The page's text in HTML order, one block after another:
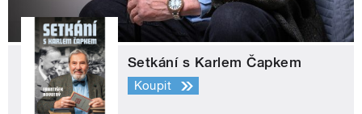
Setkání s Karlem Čapkem
Koupit